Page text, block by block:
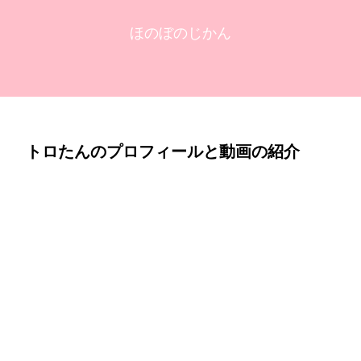
ほのぼのじかん
トロたんのプロフィールと動画の紹介